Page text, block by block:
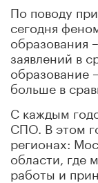
По поводу
сегодня
образования
заявлений в
образование
больше в
С каждым
СПО. В этом
регионах:
области, где
работы и